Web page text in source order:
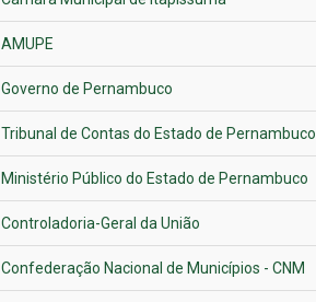
AMUPE
Governo de Pernambuco
Tribunal de Contas do Estado de Pernambuco
Ministério Público do Estado de Pernambuco
Controladoria-Geral da União
Confederação Nacional de Municípios - CNM